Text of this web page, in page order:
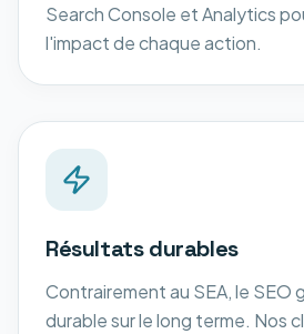
Search Console et Analytics
l'impact de chaque action.
Résultats durables
Contrairement au SEA, le SEO
durable sur le long terme. Nos